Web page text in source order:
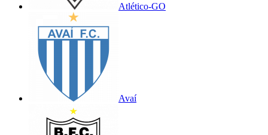
Atlético-GO
Avaí